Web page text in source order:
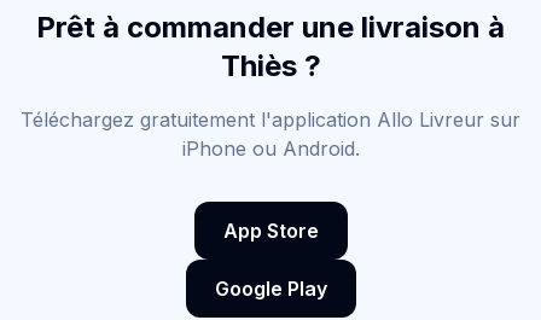
Prêt à commander une livraison à
Thiès?
Téléchargez gratuitement l'application Allo Livreur sur
iPhone ou Android.
App Store
Google Play